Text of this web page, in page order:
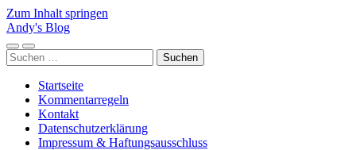
Zum Inhalt springen
Andy's Blog
Mobile-
Menü
Suchfeld
ein-/ausblenden
Suchen
nach:
Startseite
Kommentarregeln
Kontakt
Datenschutzerklärung
Impressum & Haftungsausschluss